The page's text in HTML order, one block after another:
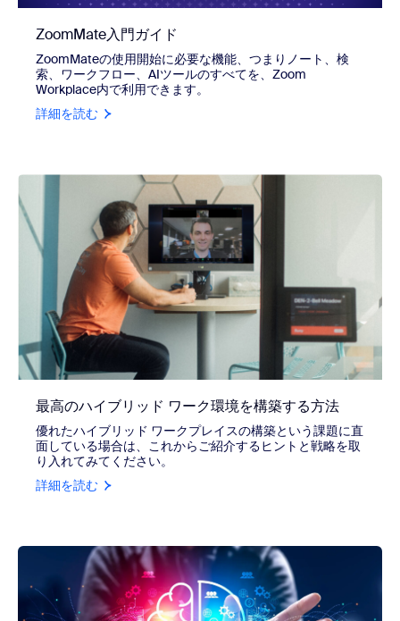
ZoomMate入門ガイド
ZoomMateの使用開始に必要な機能、つまりノート、検
索、ワークフロー、AIツールのすべてを、Zoom
Workplace内で利用できます。
詳細を読む
最高のハイブリッド ワーク環境を構築する方法
優れたハイブリッド ワークプレイスの構築という課題に直
面している場合は、これからご紹介するヒントと戦略を取
り入れてみてください。
詳細を読む